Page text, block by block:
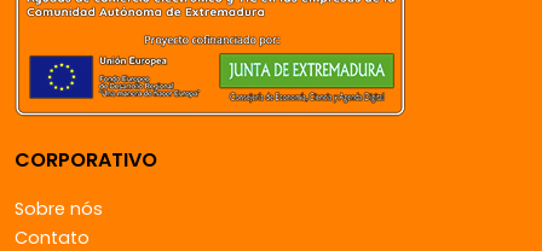
CORPORATIVO
Sobre nós
Contato